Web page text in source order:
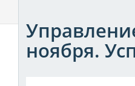
ноября.